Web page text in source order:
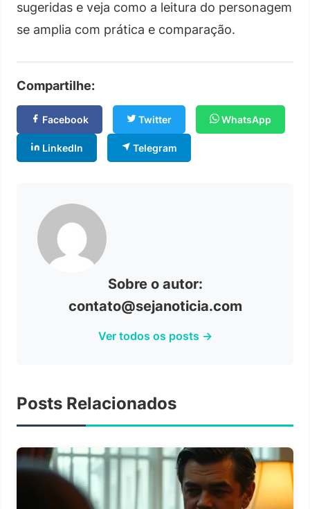
sugeridas e veja como a leitura do personagem
se amplia com prática e comparação.
Compartilhe:
Facebook Twitter WhatsApp
LinkedIn Telegram
Sobre o autor:
contato@sejanoticia.com
Ver todos os posts →
Posts Relacionados